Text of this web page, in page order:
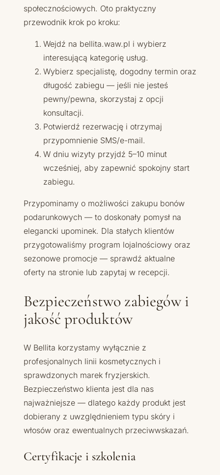
społecznościowych. Oto praktyczny
przewodnik krok po kroku:
Wejdź na bellita.waw.pl i wybierz
interesującą kategorię usług.
Wybierz specjalistę, dogodny termin oraz
długość zabiegu — jeśli nie jesteś
pewny/pewna, skorzystaj z opcji
konsultacji.
Potwierdź rezerwację i otrzymaj
przypomnienie SMS/e-mail.
W dniu wizyty przyjdź 5–10 minut
wcześniej, aby zapewnić spokojny start
zabiegu.
Przypominamy o możliwości zakupu bonów
podarunkowych — to doskonały pomysł na
elegancki upominek. Dla stałych klientów
przygotowaliśmy program lojalnościowy oraz
sezonowe promocje — sprawdź aktualne
oferty na stronie lub zapytaj w recepcji.
Bezpieczeństwo zabiegów i
jakość produktów
W Bellita korzystamy wyłącznie z
profesjonalnych linii kosmetycznych i
sprawdzonych marek fryzjerskich.
Bezpieczeństwo klienta jest dla nas
najważniejsze — dlatego każdy produkt jest
dobierany z uwzględnieniem typu skóry i
włosów oraz ewentualnych przeciwwskazań.
Certyfikacje i szkolenia